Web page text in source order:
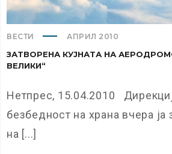
ВЕСТИ АПРИЛ 2010
ЗАТВОРЕНА КУЈНАТА НА
ВЕЛИКИ“
Нетпрес, 15.04.2010
безбедност на храна вчера ја
на [...]